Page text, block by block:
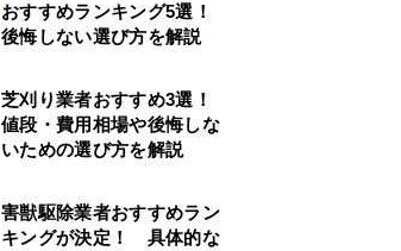
おすすめランキング5選！
後悔しない選び方を解説
芝刈り業者おすすめ3選！
値段・費用相場や後悔しな
いための選び方を解説
害獣駆除業者おすすめラン
キングが決定！ 具体的な